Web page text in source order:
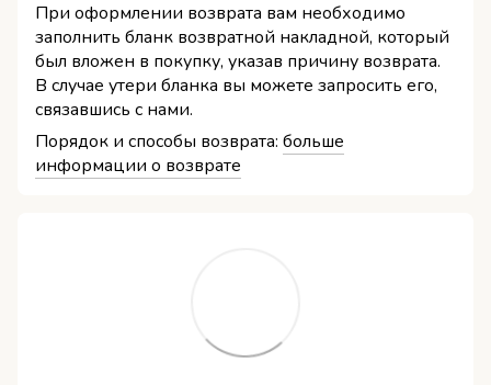
При оформлении возврата вам необходимо
заполнить бланк возвратной накладной, который
был вложен в покупку, указав причину возврата.
В случае утери бланка вы можете запросить его,
связавшись с нами.
Порядок и способы возврата: больше
информации о возврате